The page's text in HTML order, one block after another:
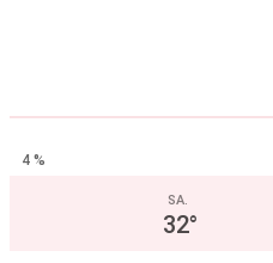
4 %
SA.
32°